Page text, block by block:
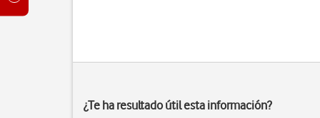
¿Te ha resultado útil esta información?